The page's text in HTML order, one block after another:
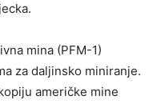
mina (PFM-1)
za daljinsko miniranje.
američke mine